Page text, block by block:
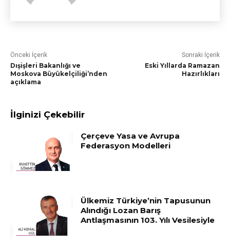
Önceki İçerik
Dışişleri Bakanlığı ve
Moskova Büyükelçiliği’nden
açıklama
Sonraki İçerik
Eski Yıllarda Ramazan
Hazırlıkları
İlginizi Çekebilir
Çerçeve Yasa ve Avrupa
Federasyon Modelleri
Ülkemiz Türkiye’nin Tapusunun
Alındığı Lozan Barış
Antlaşmasının 103. Yılı Vesilesiyle